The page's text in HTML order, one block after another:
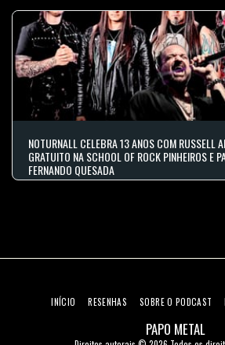
NOTURNALL CELEBRA 13 ANOS COM RUSSELL
GRATUITO NA SCHOOL OF ROCK PINHEIROS E
FERNANDO QUESADA
PAPO METAL
INÍCIO RESENHAS SOBRE O PODCAST